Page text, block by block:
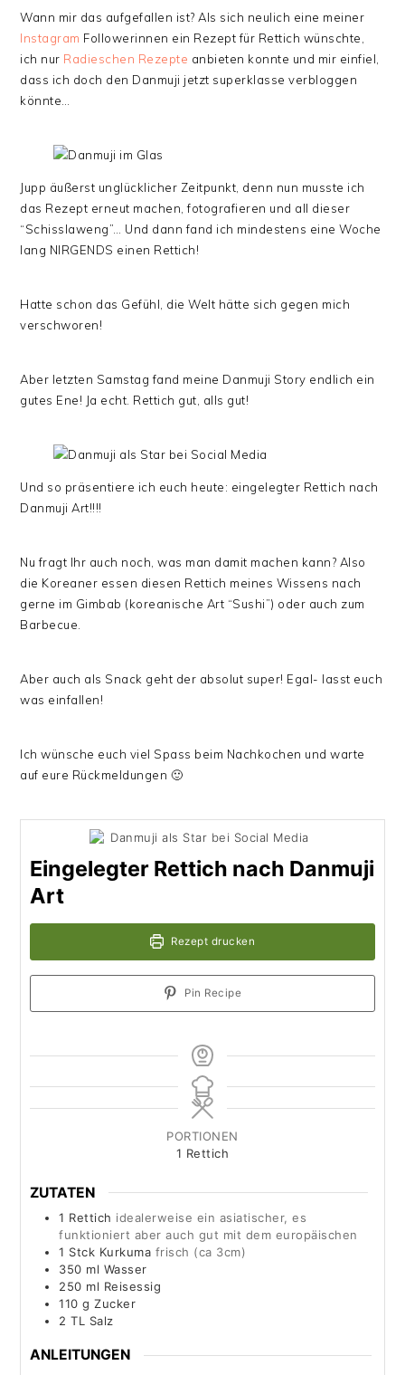
Wann mir das aufgefallen ist? Als sich neulich eine meiner
Instagram Followerinnen ein Rezept für Rettich wünschte,
ich nur Radieschen Rezepte anbieten konnte und mir einfiel,
dass ich doch den Danmuji jetzt superklasse verbloggen
könnte…
Jupp äußerst unglücklicher Zeitpunkt, denn nun musste ich
das Rezept erneut machen, fotografieren und all dieser
“Schisslaweng”… Und dann fand ich mindestens eine Woche
lang NIRGENDS einen Rettich!
Hatte schon das Gefühl, die Welt hätte sich gegen mich
verschworen!
Aber letzten Samstag fand meine Danmuji Story endlich ein
gutes Ene! Ja echt. Rettich gut, alls gut!
Und so präsentiere ich euch heute: eingelegter Rettich nach
Danmuji Art!!!!
Nu fragt Ihr auch noch, was man damit machen kann? Also
die Koreaner essen diesen Rettich meines Wissens nach
gerne im Gimbab (koreanische Art “Sushi”) oder auch zum
Barbecue.
Aber auch als Snack geht der absolut super! Egal- lasst euch
was einfallen!
Ich wünsche euch viel Spass beim Nachkochen und warte
auf eure Rückmeldungen 🙂
Eingelegter Rettich nach Danmuji
Art
Rezept drucken
Pin Recipe
PORTIONEN
1 Rettich
ZUTATEN
1 Rettich idealerweise ein asiatischer, es
funktioniert aber auch gut mit dem europäischen
1 Stck Kurkuma frisch (ca 3cm)
350 ml Wasser
250 ml Reisessig
110 g Zucker
2 TL Salz
ANLEITUNGEN